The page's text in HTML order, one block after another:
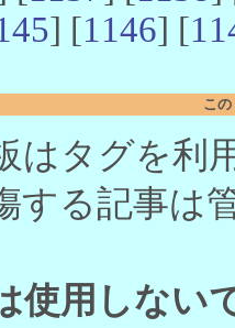
] [1146] [
こ
はタグを利
する記事は
使用しない